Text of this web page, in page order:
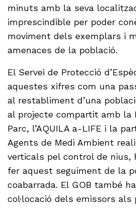
minuts amb la seva
imprescindible per poder
moviment dels exemplars i
amenaces de la població.
El Servei de Protecció
aquestes xifres com una
al restabliment d’una
al projecte compartit amb la
Parc, l’AQUILA a-LIFE i la
Agents de Medi Ambient
verticals pel control de nius,
fer aquest seguiment de la
coabarrada. El GOB també
col·locació dels emissors als